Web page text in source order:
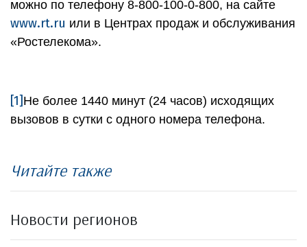
можно по телефону 8-800-100-0-800, на сайте
www.rt.ru или в Центрах продаж и обслуживания
«Ростелекома».
[1] Не более 1440 минут (24 часов) исходящих
вызовов в сутки с одного номера телефона.
Читайте также
Новости регионов